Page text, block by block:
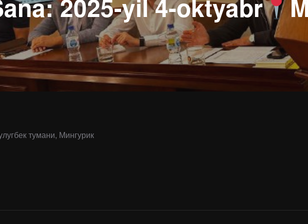
2025-yil 4-oktyabr
тумани, Мингурик